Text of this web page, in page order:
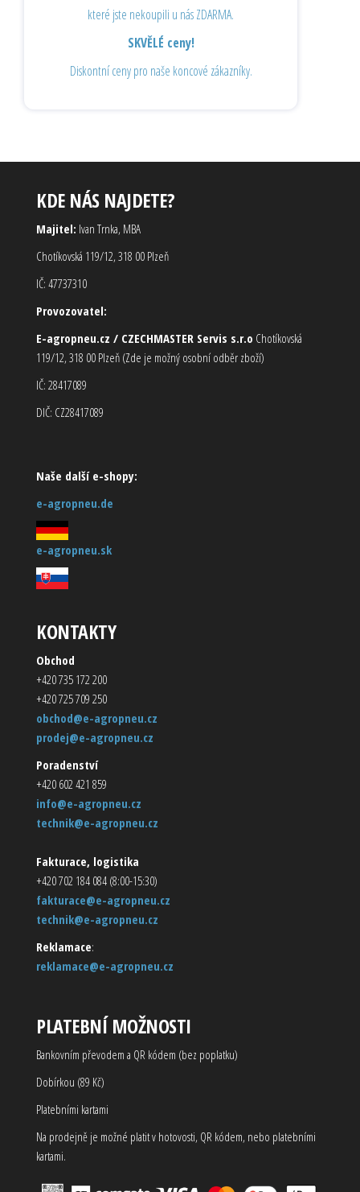
které jste nekoupili u nás ZDARMA.
SKVĚLÉ ceny!
Diskontní ceny pro naše koncové zákazníky.
KDE NÁS NAJDETE?
Majitel: Ivan Trnka, MBA
Chotíkovská 119/12, 318 00 Plzeň
IČ: 47737310
Provozovatel:
E-agropneu.cz / CZECHMASTER Servis s.r.o Chotíkovská
119/12, 318 00 Plzeň (Zde je možný osobní odběr zboží)
IČ: 28417089
DIČ: CZ28417089
Naše další e-shopy:
e-agropneu.de
e-agropneu.sk
KONTAKTY
Obchod
+420 735 172 200
+420 725 709 250
obchod@e-agropneu.cz
prodej@e-agropneu.cz
Poradenství
+420 602 421 859
info@e-agropneu.cz
technik@e-agropneu.cz
Fakturace, logistika
+420 702 184 084 (8:00-15:30)
fakturace@e-agropneu.cz
technik@e-agropneu.cz
Reklamace:
reklamace@e-agropneu.cz
PLATEBNÍ MOŽNOSTI
Bankovním převodem a QR kódem (bez poplatku)
Dobírkou (89 Kč)
Platebními kartami
Na prodejně je možné platit v hotovosti, QR kódem, nebo platebními
kartami.